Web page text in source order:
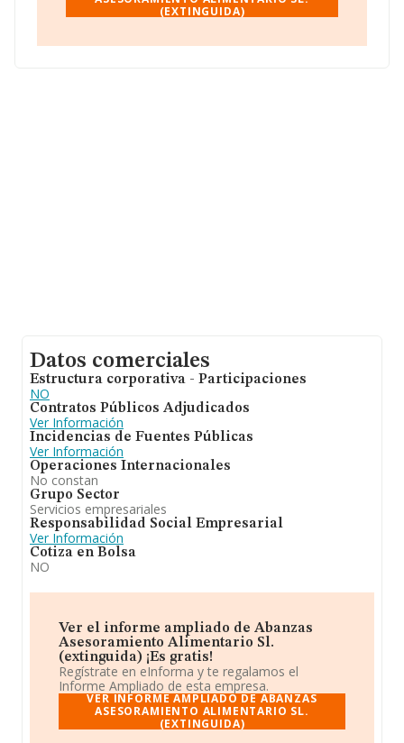
S.L. (extinguida), B33999939, está situada en Calle De
(EXTINGUIDA)
Datos comerciales
Estructura corporativa - Participaciones
NO
Contratos Públicos Adjudicados
Ver Información
Incidencias de Fuentes Públicas
Ver Información
Operaciones Internacionales
No constan
Grupo Sector
Servicios empresariales
Responsabilidad Social Empresarial
Ver Información
Cotiza en Bolsa
NO
Ver el informe ampliado de Abanzas
Asesoramiento Alimentario Sl.
(extinguida) ¡Es gratis!
Regístrate en eInforma y te regalamos el
Informe Ampliado de esta empresa.
VER INFORME AMPLIADO DE ABANZAS
ASESORAMIENTO ALIMENTARIO SL.
(EXTINGUIDA)